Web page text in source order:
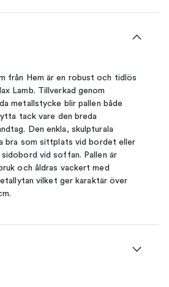
från Hem är en robust och tidlös
Lamb. Tillverkad genom
metallstycke blir pallen både
tack vare den breda
Den enkla, skulpturala
bra som sittplats vid bordet eller
vid soffan. Pallen är
och åldras vackert med
vilket ger karaktär över